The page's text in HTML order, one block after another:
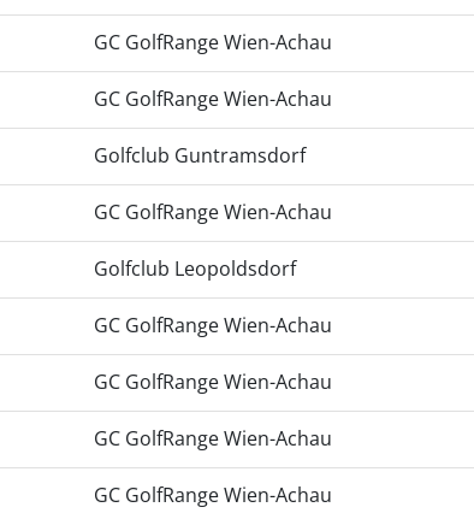
GC GolfRange Wien-Achau
GC GolfRange Wien-Achau
Golfclub Guntramsdorf
GC GolfRange Wien-Achau
Golfclub Leopoldsdorf
GC GolfRange Wien-Achau
GC GolfRange Wien-Achau
GC GolfRange Wien-Achau
GC GolfRange Wien-Achau